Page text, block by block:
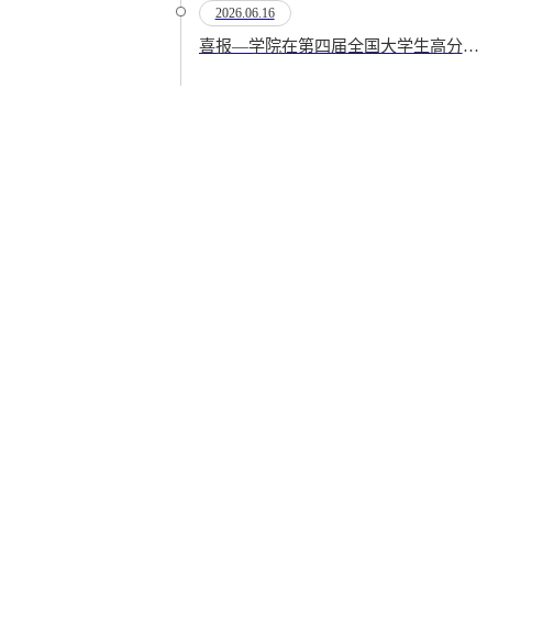
2026.06.16
喜报—学院在第四届全国大学生高分子材料实验实践虚拟仿真大赛再创佳绩